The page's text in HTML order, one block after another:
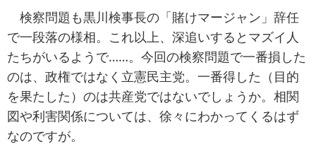
検察問題も黒川検事長の「賭けマージャン」辞任
で一段落の様相。これ以上、深追いするとマズイ人
たちがいるようで……。今回の検察問題で一番損した
のは、政権ではなく立憲民主党。一番得した（目的
を果たした）のは共産党ではないでしょうか。相関
図や利害関係については、徐々にわかってくるはず
なのですが。